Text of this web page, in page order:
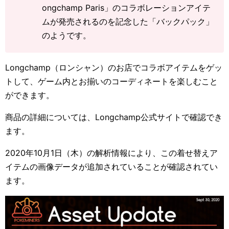
ongchamp Paris」のコラボレーションアイテ
ムが発売されるのを記念した「バックパック」
のようです。
Longchamp（ロンシャン）のお店でコラボアイテムをゲッ
トして、ゲーム内とお揃いのコーディネートを楽しむこと
ができます。
商品の詳細については、Longchamp公式サイトで確認でき
ます。
2020年10月1日（木）の解析情報により、この着せ替えア
イテムの画像データが追加されていることが確認されてい
ます。